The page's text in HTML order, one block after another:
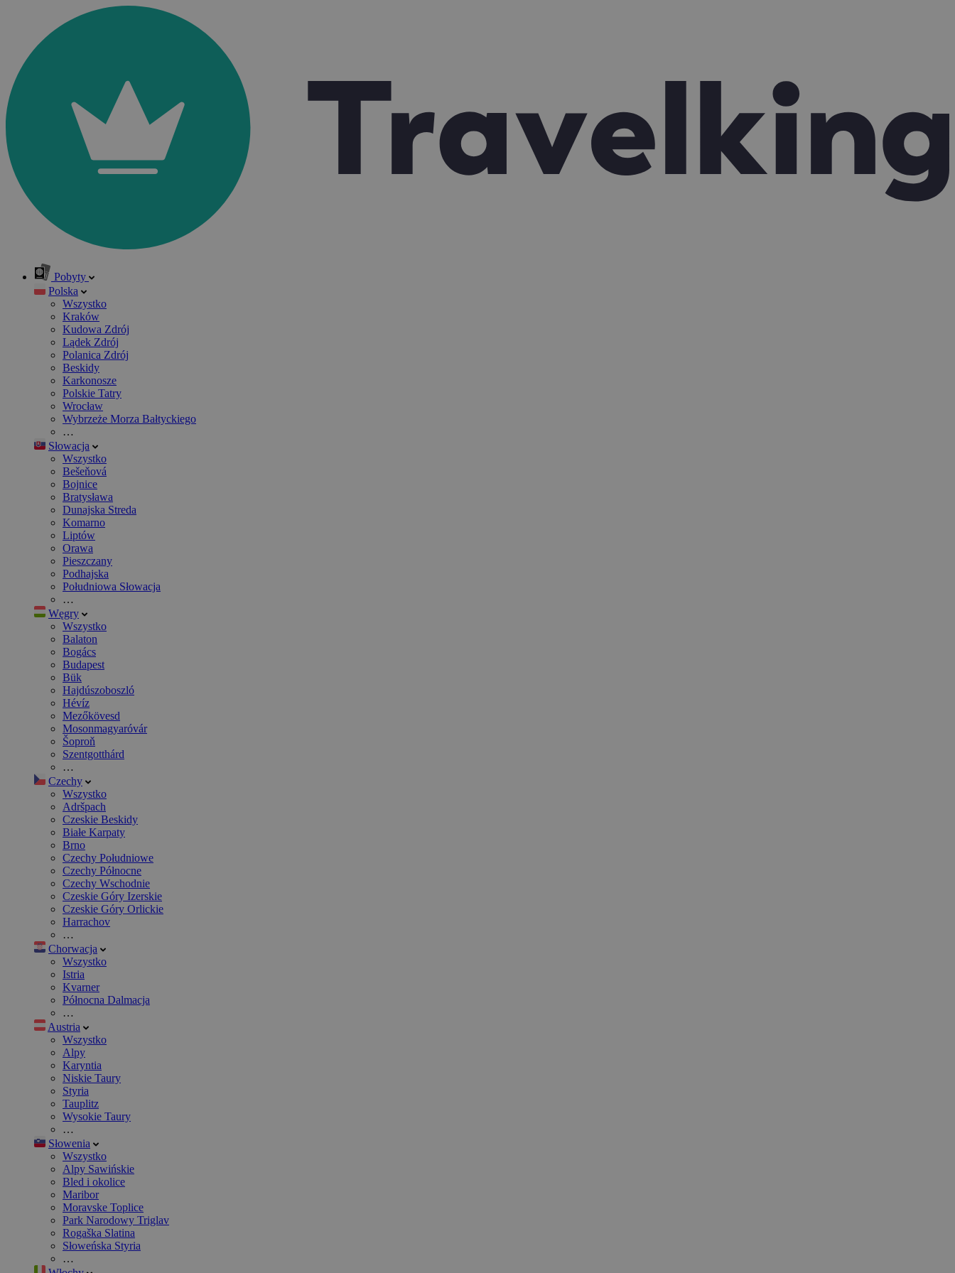
Pobyty
Polska
Wszystko
Kraków
Kudowa Zdrój
Lądek Zdrój
Polanica Zdrój
Beskidy
Karkonosze
Polskie Tatry
Wrocław
Wybrzeże Morza Bałtyckiego
…
Słowacja
Wszystko
Bešeňová
Bojnice
Bratysława
Dunajska Streda
Komarno
Liptów
Orawa
Pieszczany
Podhajska
Południowa Słowacja
…
Węgry
Wszystko
Balaton
Bogács
Budapest
Bük
Hajdúszoboszló
Hévíz
Mezőkövesd
Mosonmagyaróvár
Šoproň
Szentgotthárd
…
Czechy
Wszystko
Adršpach
Czeskie Beskidy
Białe Karpaty
Brno
Czechy Południowe
Czechy Północne
Czechy Wschodnie
Czeskie Góry Izerskie
Czeskie Góry Orlickie
Harrachov
…
Chorwacja
Wszystko
Istria
Kvarner
Północna Dalmacja
…
Austria
Wszystko
Alpy
Karyntia
Niskie Taury
Styria
Tauplitz
Wysokie Taury
…
Słowenia
Wszystko
Alpy Sawińskie
Bled i okolice
Maribor
Moravske Toplice
Park Narodowy Triglav
Rogaška Slatina
Słoweńska Styria
…